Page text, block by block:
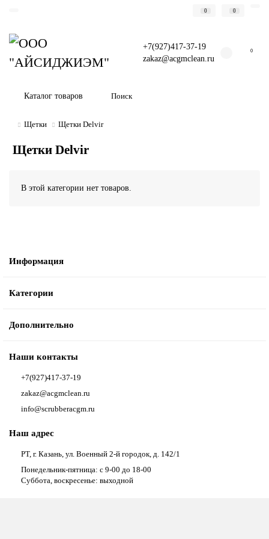
0 0
+7(927)417-37-19
zakaz@acgmclean.ru
0
Каталог товаров
Щетки Щетки Delvir
Щетки Delvir
В этой категории нет товаров.
Информация
Категории
Дополнительно
Наши контакты
+7(927)417-37-19
zakaz@acgmclean.ru
info@scrubberacgm.ru
Наш адрес
РТ, г. Казань, ул. Военный 2-й городок, д. 142/1
Понедельник-пятница: с 9-00 до 18-00
Суббота, воскресенье: выходной